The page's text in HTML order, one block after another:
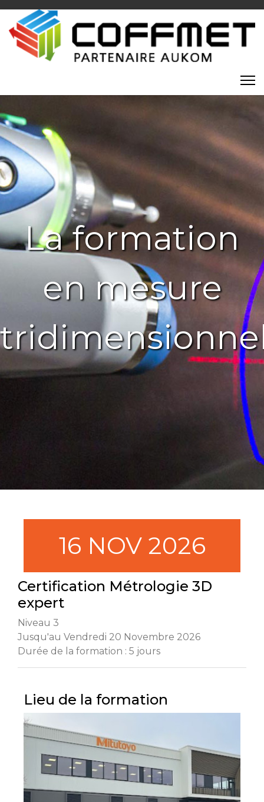
La formation
en mesure
16 NOV 2026
Certification Métrologie 3D
expert
Niveau 3
Jusqu'au Vendredi 20 Novembre 2026
Durée de la formation : 5 jours
Lieu de la formation